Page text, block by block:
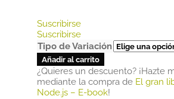
Suscribirse
Suscribirse
Tipo de Variación
Añadir al carrito
¿Quieres un descuento? ¡Hazte
mediante la compra de El gran
Node.js – E-book!